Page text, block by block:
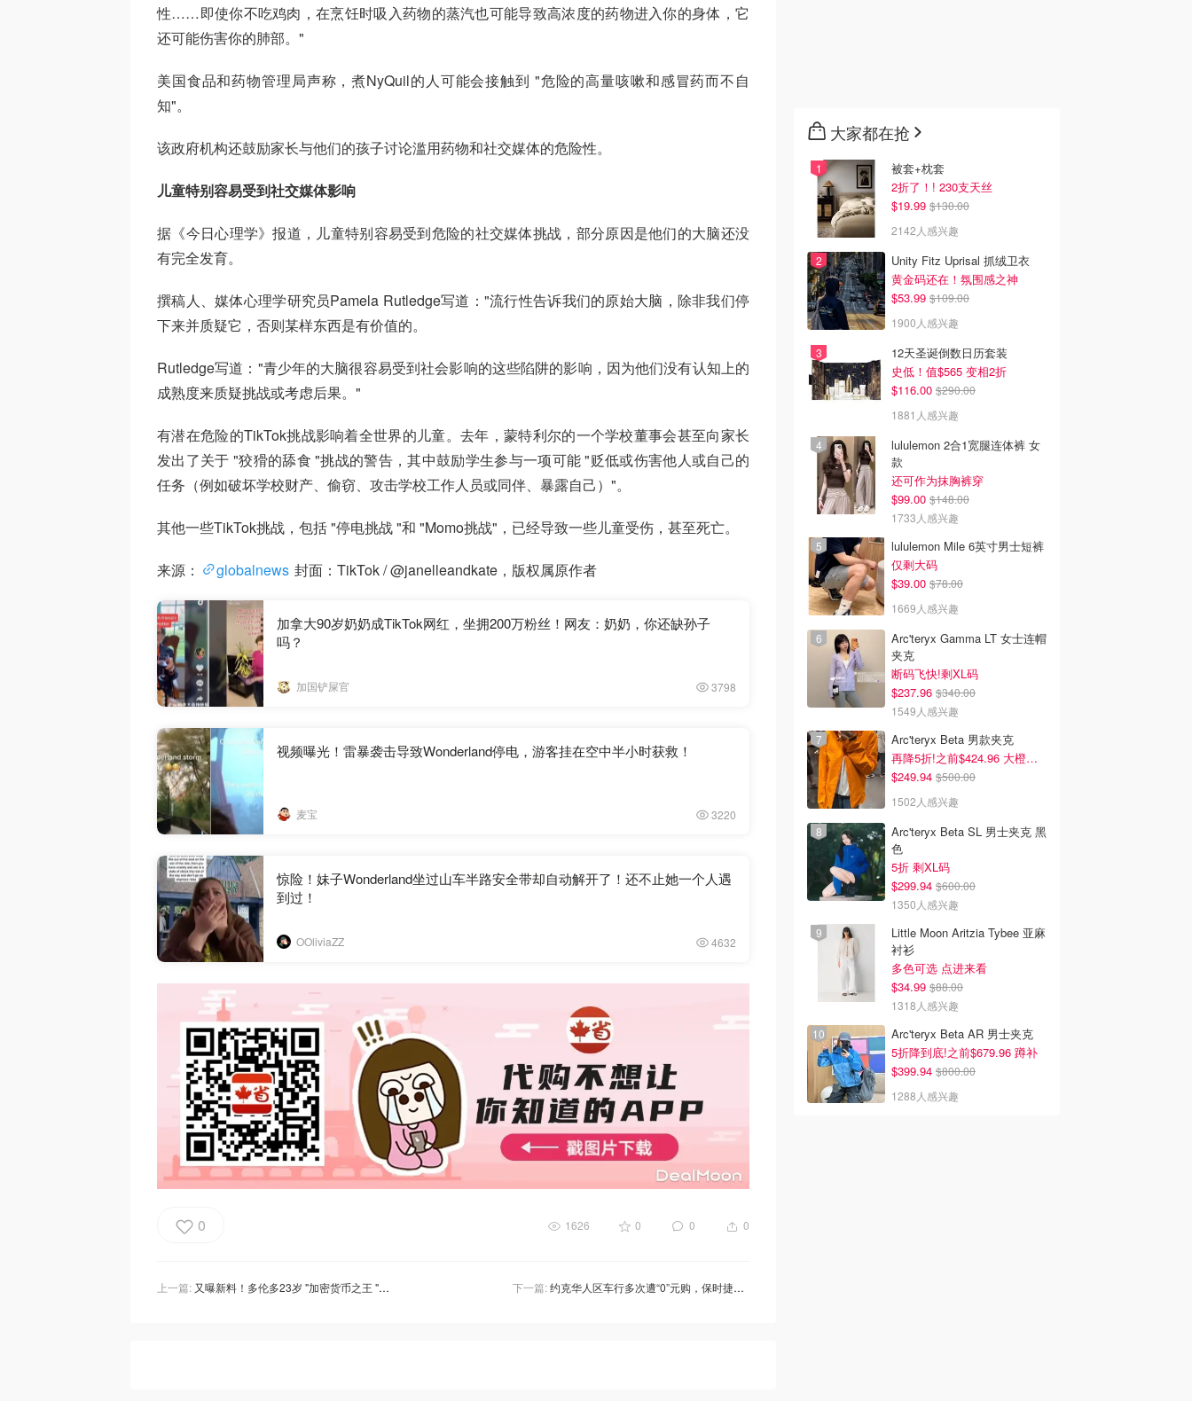
性……即使你不吃鸡肉，在烹饪时吸入药物的蒸汽也可能导致高浓度的药物进入你的身体，它
还可能伤害你的肺部。"
美国食品和药物管理局声称，煮NyQuil的人可能会接触到 "危险的高量咳嗽和感冒药而不自
知"。
该政府机构还鼓励家长与他们的孩子讨论滥用药物和社交媒体的危险性。
儿童特别容易受到社交媒体影响
据《今日心理学》报道，儿童特别容易受到危险的社交媒体挑战，部分原因是他们的大脑还没
有完全发育。
撰稿人、媒体心理学研究员Pamela Rutledge写道："流行性告诉我们的原始大脑，除非我们停
下来并质疑它，否则某样东西是有价值的。
Rutledge写道："青少年的大脑很容易受到社会影响的这些陷阱的影响，因为他们没有认知上的
成熟度来质疑挑战或考虑后果。"
有潜在危险的TikTok挑战影响着全世界的儿童。去年，蒙特利尔的一个学校董事会甚至向家长
发出了关于 "狡猾的舔食 "挑战的警告，其中鼓励学生参与一项可能 "贬低或伤害他人或自己的
任务（例如破坏学校财产、偷窃、攻击学校工作人员或同伴、暴露自己）"。
其他一些TikTok挑战，包括 "停电挑战 "和 "Momo挑战"，已经导致一些儿童受伤，甚至死亡。
来源： globalnews 封面：TikTok / @janelleandkate，版权属原作者
加拿大90岁奶奶成TikTok网红，坐拥200万粉丝！网友：奶奶，你还缺孙子
吗？
加国铲屎官 3798
视频曝光！雷暴袭击导致Wonderland停电，游客挂在空中半小时获救！
麦宝 3220
惊险！妹子Wonderland坐过山车半路安全带却自动解开了！还不止她一个人遇
到过！
OOliviaZZ 4632
0 1626 0 0 0
上一篇: 又曝新料！多伦多23岁 "加密货币之王 "被近120人讨债2500万！拒绝在破产程序中交出镶钻石的劳力士和奥迪！ 下一篇:约克华人区车行多次遭“0”元购，保时捷帕纳美拉、奥迪RS7和奔驰SUV直接被开走！
大家都在抢
被套+枕套
2折了！! 230支天丝
$19.99 $130.00
2142人感兴趣
Unity Fitz Uprisal 抓绒卫衣
黄金码还在！氛围感之神
$53.99 $109.00
1900人感兴趣
12天圣诞倒数日历套装
史低！值$565 变相2折
$116.00 $290.00
1881人感兴趣
lululemon 2合1宽腿连体裤 女
款
还可作为抹胸裤穿
$99.00 $148.00
1733人感兴趣
lululemon Mile 6英寸男士短裤
仅剩大码
$39.00 $78.00
1669人感兴趣
Arc'teryx Gamma LT 女士连帽
夹克
断码飞快!剩XL码
$237.96 $340.00
1549人感兴趣
Arc'teryx Beta 男款夹克
再降5折!之前$424.96 大橙子好显白 蹲补
$249.94 $500.00
1502人感兴趣
Arc'teryx Beta SL 男士夹克 黑
色
5折 剩XL码
$299.94 $600.00
1350人感兴趣
Little Moon Aritzia Tybee 亚麻
衬衫
多色可选 点进来看
$34.99 $88.00
1318人感兴趣
Arc'teryx Beta AR 男士夹克
5折降到底!之前$679.96 蹲补
$399.94 $800.00
1288人感兴趣